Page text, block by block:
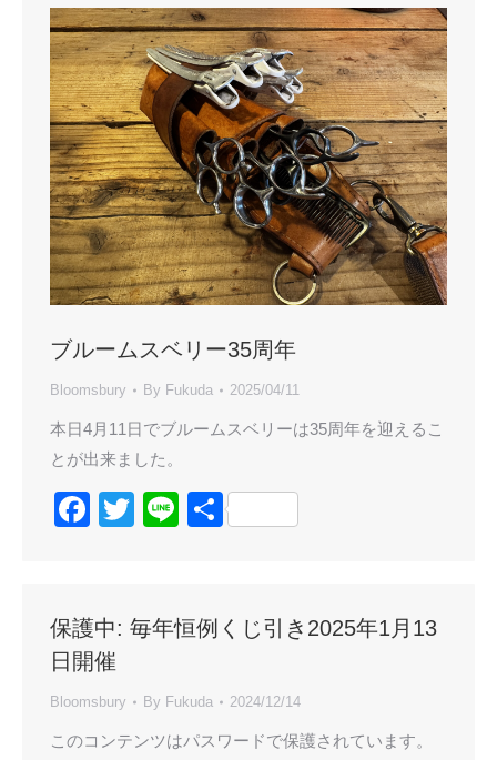
ブルームスベリー35周年
Bloomsbury By Fukuda 2025/04/11
本日4月11日でブルームスベリーは35周年を迎えるこ
とが出来ました。
Facebook
Twitter
Line共
保護中: 毎年恒例くじ引き2025年1月13
日開催
Bloomsbury By Fukuda 2024/12/14
このコンテンツはパスワードで保護されています。